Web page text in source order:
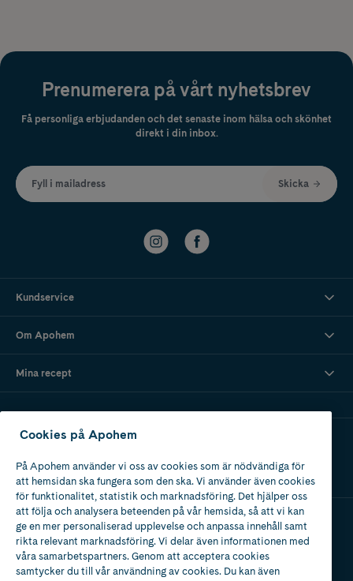
Prenumerera på vårt nyhetsbrev
Få personliga erbjudanden och det senaste inom hälsa och skönhet
direkt i din inbox.
Fyll i mailadress Skicka
Kundservice
Om Apohem
Mina recept
Ladda ner vår app
Apotek med tillstånd
av Läkemedelsverket
Cookies på Apohem
På Apohem använder vi oss av cookies som är nödvändiga för
att hemsidan ska fungera som den ska. Vi använder även cookies
för funktionalitet, statistik och marknadsföring. Det hjälper oss
att följa och analysera beteenden på vår hemsida, så att vi kan
ge en mer personaliserad upplevelse och anpassa innehåll samt
rikta relevant marknadsföring. Vi delar även informationen med
våra samarbetspartners. Genom att acceptera cookies
samtycker du till vår användning av cookies. Du kan även